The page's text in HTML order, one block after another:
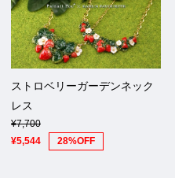
ストロベリーガーデンネック
レス
¥7,700
¥5,544
28%OFF